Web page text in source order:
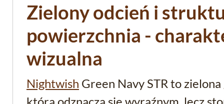
Zielony odcień i
powierzchnia -
wizualna
Nightwish Green Navy STR to zielona